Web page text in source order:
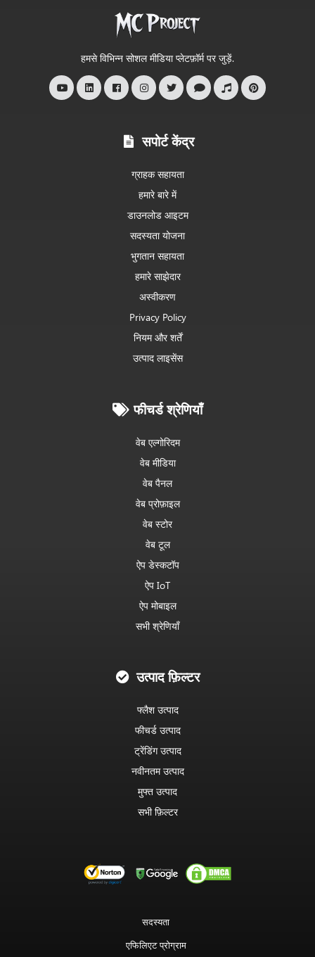
हमसे विभिन्न सोशल मीडिया प्लेटफ़ॉर्म पर जुड़ें.
सपोर्ट केंद्र
ग्राहक सहायता
हमारे बारे में
डाउनलोड आइटम
सदस्यता योजना
भुगतान सहायता
हमारे साझेदार
अस्वीकरण
Privacy Policy
नियम और शर्तें
उत्पाद लाइसेंस
फीचर्ड श्रेणियाँ
वेब एल्गोरिदम
वेब मीडिया
वेब पैनल
वेब प्रोफ़ाइल
वेब स्टोर
वेब टूल
ऐप डेस्कटॉप
ऐप IoT
ऐप मोबाइल
सभी श्रेणियाँ
उत्पाद फ़िल्टर
फ्लैश उत्पाद
फीचर्ड उत्पाद
ट्रेंडिंग उत्पाद
नवीनतम उत्पाद
मुफ्त उत्पाद
सभी फ़िल्टर
सदस्यता
एफिलिएट प्रोग्राम